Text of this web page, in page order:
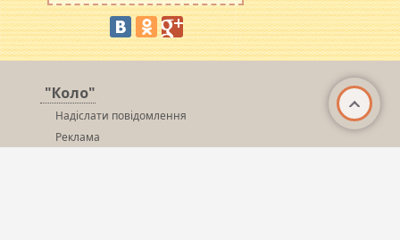
"Коло"
Надіслати повідомлення
Реклама